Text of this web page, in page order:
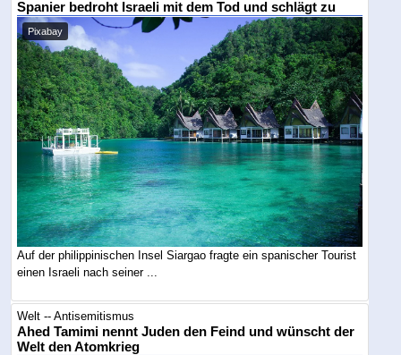
Spanier bedroht Israeli mit dem Tod und schlägt zu
Pixabay
Auf der philippinischen Insel Siargao fragte ein spanischer Tourist
einen Israeli nach seiner ...
Welt -- Antisemitismus
Ahed Tamimi nennt Juden den Feind und wünscht der
Welt den Atomkrieg